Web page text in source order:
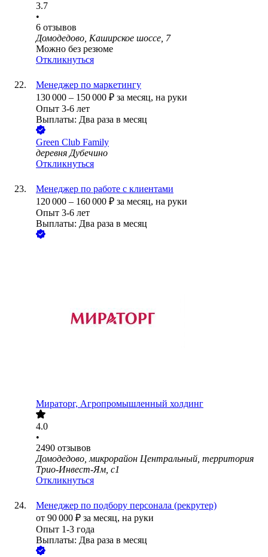
3.7
•
6 отзывов
Домодедово, Каширское шоссе, 7
Можно без резюме
Откликнуться
Менеджер по маркетингу
130 000 – 150 000 ₽ за месяц, на руки
Опыт 3-6 лет
Выплаты: Два раза в месяц
Green Club Family
деревня Дубечино
Откликнуться
Менеджер по работе с клиентами
120 000 – 160 000 ₽ за месяц, на руки
Опыт 3-6 лет
Выплаты: Два раза в месяц
Мираторг, Агропромышленный холдинг
4.0
•
2490 отзывов
Домодедово, микрорайон Центральный, территория
Трио-Инвест-Ям, с1
Откликнуться
Менеджер по подбору персонала (рекрутер)
от 90 000 ₽ за месяц, на руки
Опыт 1-3 года
Выплаты: Два раза в месяц